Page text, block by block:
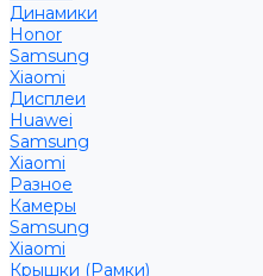
Динамики
Honor
Samsung
Xiaomi
Дисплеи
Huawei
Samsung
Xiaomi
Разное
Камеры
Samsung
Xiaomi
Крышки (Рамки)